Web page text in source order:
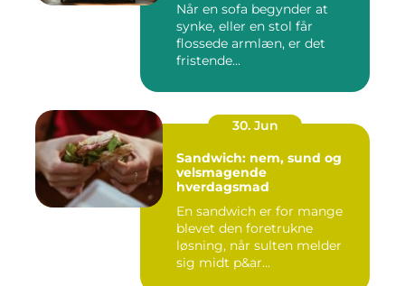
Når en sofa begynder at
synke, eller en stol får
flossede armlæn, er det
fristende...
30. Jun
Sandwich: nem, sund og
velsmagende
hverdagsmad
En sandwich er for mange
blevet den foretrukne
løsning, når sulten melder
sig midt p&ar...